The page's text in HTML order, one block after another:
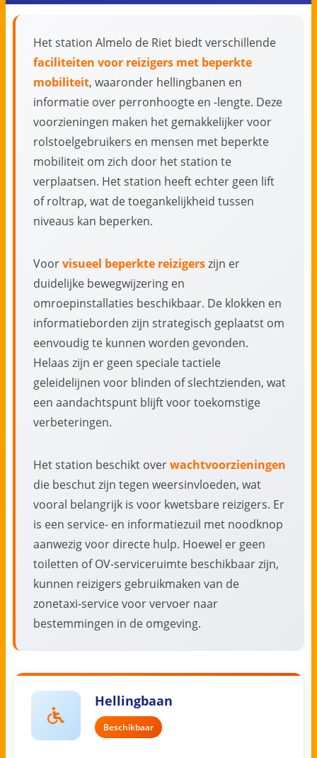
Het station Almelo de Riet biedt verschillende
faciliteiten voor reizigers met beperkte
mobiliteit, waaronder hellingbanen en
informatie over perronhoogte en -lengte. Deze
voorzieningen maken het gemakkelijker voor
rolstoelgebruikers en mensen met beperkte
mobiliteit om zich door het station te
verplaatsen. Het station heeft echter geen lift
of roltrap, wat de toegankelijkheid tussen
niveaus kan beperken.
Voorvisueel beperkte reizigerszijn er
duidelijke bewegwijzering en
omroepinstallaties beschikbaar. De klokken en
informatieborden zijn strategisch geplaatst om
eenvoudig te kunnen worden gevonden.
Helaas zijn er geen speciale tactiele
geleidelijnen voor blinden of slechtzienden, wat
een aandachtspunt blijft voor toekomstige
verbeteringen.
Het station beschikt overwachtvoorzieningen
die beschut zijn tegen weersinvloeden, wat
vooral belangrijk is voor kwetsbare reizigers. Er
is een service- en informatiezuil met noodknop
aanwezig voor directe hulp. Hoewel er geen
toiletten of OV-serviceruimte beschikbaar zijn,
kunnen reizigers gebruikmaken van de
zonetaxi-service voor vervoer naar
bestemmingen in de omgeving.
Hellingbaan
Beschikbaar